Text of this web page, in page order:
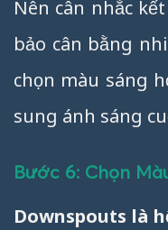
Nên cân nhắc
bảo cân bằng
chọn màu sáng
sung ánh sáng
Bước 6: Chọn
Downspouts là